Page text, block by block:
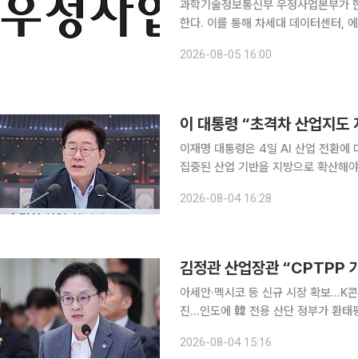
과학기술정보통신부 우정사업본부가
한다. 이를 통해 차세대 데이터센터,
2026-08-05 16:00
이 대통령 “초격차 산업지
이재명 대통령은 4일 AI 산업 전환에
집중된 산업 기반을 지방으로 확산해
에너지부·기상청·원자력안전위원회
2026-08-04 16:28
김정관 산업장관 “CPTPP
아세안·멕시코 등 신규 시장 확보…K
진…인도에 韓 전용 산단 정부가 환태평양경제동반자협정(CPTPP) 가입을 검토한다. 시장 개방에
통상부 장관은 4일 청와대 영빈관에
2026-08-04 15:16